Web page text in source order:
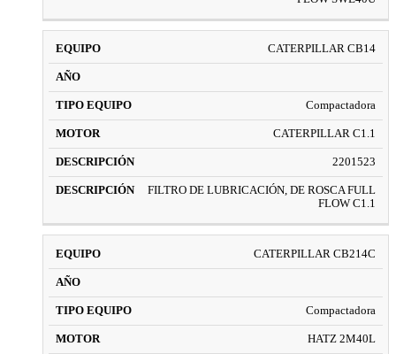
CATERPILLAR CB14
Compactadora
CATERPILLAR C1.1
2201523
FILTRO DE LUBRICACIÓN, DE ROSCA FULL
FLOW C1.1
CATERPILLAR CB214C
Compactadora
HATZ 2M40L